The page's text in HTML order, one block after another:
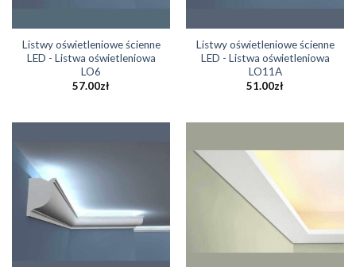
Listwy oświetleniowe ścienne
LED - Listwa oświetleniowa
LO6
57.00zł
Listwy oświetleniowe ścienne
LED - Listwa oświetleniowa
LO11A
51.00zł